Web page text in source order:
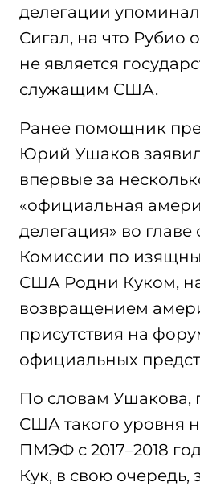
делегации
Сигал, на что Рубио
не является
служащим США.
Ранее помощник
Юрий Ушаков
впервые за
«официальная
делегация» во
Комиссии по
США Родни Куком,
возвращением
присутствия на
официальных
По словам Ушакова,
США такого уровня
ПМЭФ с 2017–2018
Кук, в свою очередь,